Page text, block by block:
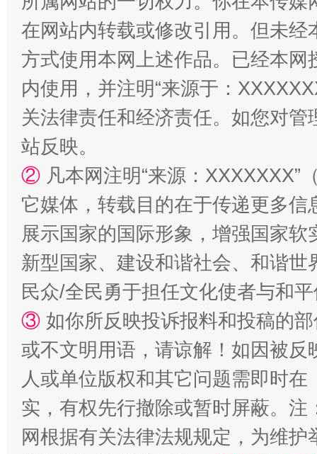
站台名比不上好声名
漫山遍野的桃花与雪山、麦地、白藏房
在网站内转载或修改引用。但未
方式使用本网上述作品。已经本
内使用，并注明“来源于：
关法律责任和经济责任。如您对
站反映。
② 凡本网注明“来源：
它媒体，转载目的在于传递更多
展示国家的国际形象，增强国家
新型国家、建设和谐社会、和谐
民众/全民勇于担任文化使者与和
③ 如你所反映投诉报料和投稿的
或不文明用语，请谅解！如因被
人或单位版权和其它问题需即时在
实，有权先行撤除或暂时屏蔽。
网根据有关法律法规规定，为维